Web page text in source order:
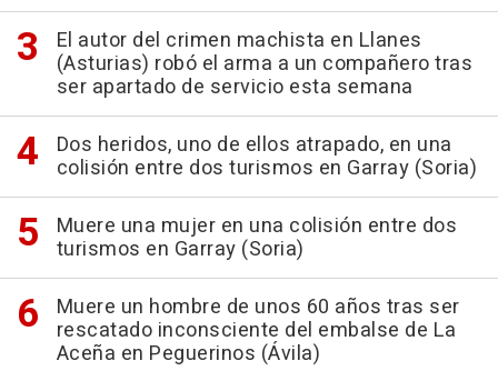
El autor del crimen machista en Llanes
(Asturias) robó el arma a un compañero tras
ser apartado de servicio esta semana
Dos heridos, uno de ellos atrapado, en una
colisión entre dos turismos en Garray (Soria)
Muere una mujer en una colisión entre dos
turismos en Garray (Soria)
Muere un hombre de unos 60 años tras ser
rescatado inconsciente del embalse de La
Aceña en Peguerinos (Ávila)